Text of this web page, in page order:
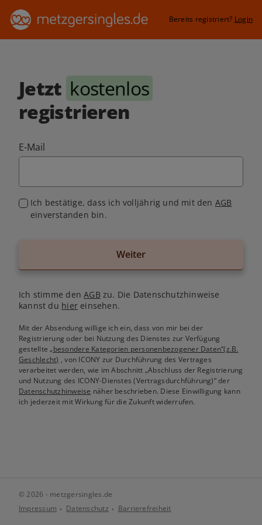
Bereits registriert? Login
Jetzt kostenlos
registrieren
E-Mail
Ich bestätige, dass ich volljährig und mit den AGB
einverstanden bin.
Weiter
Ich stimme denAGB zu. Die Datenschutzhinweise
kannst du hiereinsehen.
Mit der Absendung willige ich ein, dass von mir bei der
Registrierung oder bei Nutzung des Dienstes zur Verfügung
gestellte„besondere Kategorien personenbezogener Daten“(z.B.
Geschlecht) , von ICONY zur Durchführung des Vertrages
verarbeitet werden, wie im Abschnitt „Abschluss der Registrierung
und Nutzung des ICONY-Dienstes (Vertragsdurchführung)“ der
Datenschutzhinweise näher beschrieben. Diese Einwilligung kann
ich jederzeit mit Wirkung für die Zukunft widerrufen.
© 2026 - metzgersingles.de
Impressum
Datenschutz Barrierefreiheit